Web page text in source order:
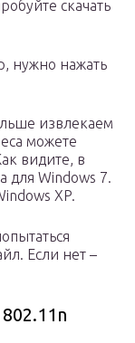
скачать
нужно нажать
извлекаем
можете
видите, в
для Windows 7.
XP.
Если нет –